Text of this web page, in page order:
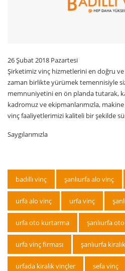
26 Şubat 2018 Pazartesi
Şirketimiz vinç hizmetlerini en doğru ve
zaman birlikte yürümek temennisiyle
memnuniyetini en ön planda tutarak,
kadromuz ve ekipmanlarımızla,
vinç faaliyetlerimizi kaliteli bir şekilde
Saygılarımızla
badıllı vinç şanlıurfa alo vinç
urfa alo vinç urfa vinç
urfa oto kurtarma şanlıurfa
urfa vinç firması şanlıurfa
urfada kiralık vinçler sefa vinç